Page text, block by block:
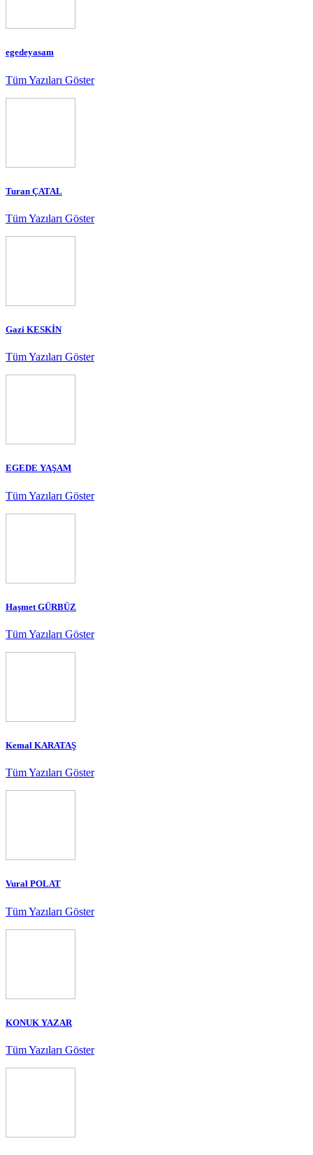
egedeyasam
Tüm Yazıları Göster
Turan ÇATAL
Tüm Yazıları Göster
Gazi KESKİN
Tüm Yazıları Göster
EGEDE YAŞAM
Tüm Yazıları Göster
Haşmet GÜRBÜZ
Tüm Yazıları Göster
Kemal KARATAŞ
Tüm Yazıları Göster
Vural POLAT
Tüm Yazıları Göster
KONUK YAZAR
Tüm Yazıları Göster